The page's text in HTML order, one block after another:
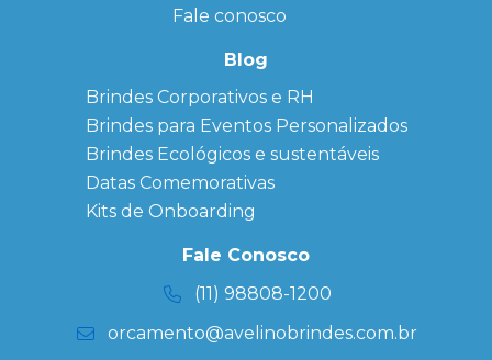
Personalizado
personalizados
Brindes
Corporativos
Copos Térmicos
Personalizados
Datas Especiais
Ecobag
Personalizada
Kits
Fale conosco
Blog
Brindes Corporativos e RH
Brindes para Eventos Personalizados
Brindes Ecológicos e sustentáveis
Datas Comemorativas
Kits de Onboarding
Fale Conosco
(11) 98808-1200
orcamento@avelinobrindes.com.br